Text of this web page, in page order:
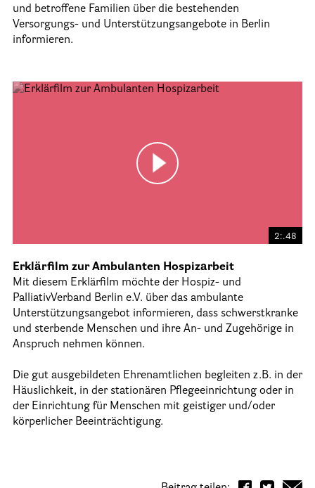
Kontakt
und betroffene Familien über die bestehenden
Versorgungs- und Unterstützungsangebote in Berlin
informieren.
2:.48
Erklärfilm zur Ambulanten Hospizarbeit
Mit diesem Erklärfilm möchte der Hospiz- und
PalliativVerband Berlin e.V. über das ambulante
Unterstützungsangebot informieren, dass schwerstkranke
und sterbende Menschen und ihre An- und Zugehörige in
Anspruch nehmen können.
Die gut ausgebildeten Ehrenamtlichen begleiten z.B. in der
Häuslichkeit, in der stationären Pflegeeinrichtung oder in
der Einrichtung für Menschen mit geistiger und/oder
körperlicher Beeinträchtigung.